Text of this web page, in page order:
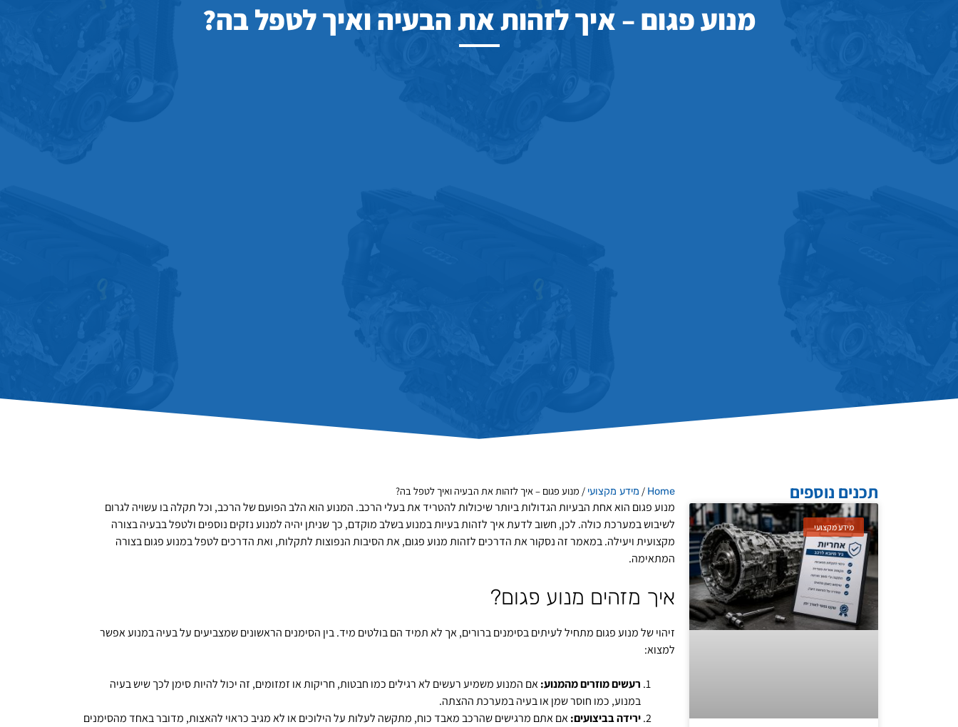
מנוע פגום – איך לזהות את הבעיה ואיך לטפל בה?
תכנים נוספים
מידע מקצועי
Home
/ מידע מקצועי / מנוע פגום – איך לזהות את הבעיה ואיך לטפל בה?
מנוע פגום הוא אחת הבעיות הגדולות ביותר שיכולות להטריד את בעלי הרכב. המנוע הוא הלב הפועם של הרכב, וכל תקלה בו עשויה לגרום
לשיבוש במערכת כולה. לכן, חשוב לדעת איך לזהות בעיות במנוע בשלב מוקדם, כך שניתן יהיה למנוע נזקים נוספים ולטפל בבעיה בצורה
מקצועית ויעילה. במאמר זה נסקור את הדרכים לזהות מנוע פגום, את הסיבות הנפוצות לתקלות, ואת הדרכים לטפל במנוע פגום בצורה
המתאימה.
איך מזהים מנוע פגום?
זיהוי של מנוע פגום מתחיל לעיתים בסימנים ברורים, אך לא תמיד הם בולטים מיד. בין הסימנים הראשונים שמצביעים על בעיה במנוע אפשר
למצוא:
רעשים מוזרים מהמנוע:אם המנוע משמיע רעשים לא רגילים כמו חבטות, חריקות או זמזומים, זה יכול להיות סימן לכך שיש בעיה
במנוע, כמו חוסר שמן או בעיה במערכת ההצתה.
ירידה בביצועים:אם אתם מרגישים שהרכב מאבד כוח, מתקשה לעלות על הילוכים או לא מגיב כראוי להאצות, מדובר באחד מהסימנים